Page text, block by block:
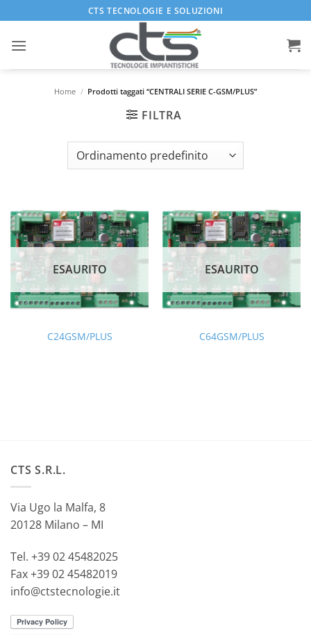
ai
contenuti
CTS TECNOLOGIE E SOLUZIONI
Home / Prodotti taggati “CENTRALI SERIE C-GSM/PLUS”
FILTRA
ESAURITO
C24GSM/PLUS
ESAURITO
C64GSM/PLUS
CTS S.R.L.
Via Ugo la Malfa, 8
20128 Milano – MI
Tel. +39 02 45482025
Fax +39 02 45482019
info@ctstecnologie.it